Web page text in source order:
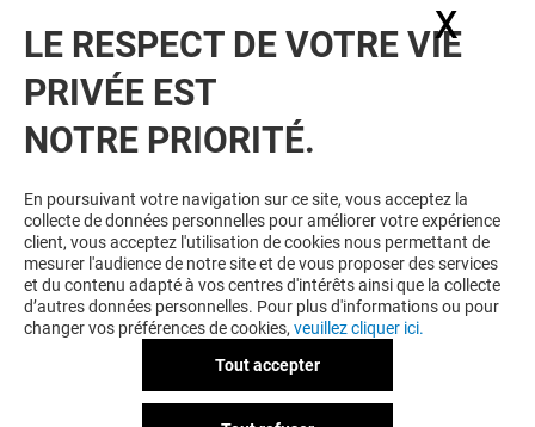
Voir notre politique de protection des
données personelles.
FIDELE
Devenez membre de Blagnac & Moi pour bénéficier
d'avantages, d'offres et de services exclusifs dans
votre Centre Commercial Blagnac et chez nos
partenaires.
LE RESPECT DE VOTRE VIE
PRIVÉE EST
NOTRE PRIORITÉ.
En poursuivant votre navigation sur ce site, vous acceptez la
collecte de données personnelles pour améliorer votre expérience
client, vous acceptez l'utilisation de cookies nous permettant de
mesurer l'audience de notre site et de vous proposer des services
et du contenu adapté à vos centres d'intérêts ainsi que la collecte
d’autres données personnelles. Pour plus d'informations ou pour
changer vos préférences de cookies, veuillez cliquer ici.
Tout accepter
X